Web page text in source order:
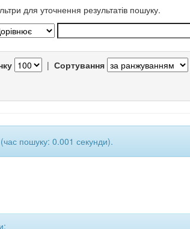
для уточнення результатів пошуку.
| Сортування
(час пошуку: 0.001 секунди).